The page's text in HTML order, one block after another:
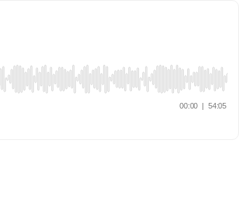
00:00 | 54:05